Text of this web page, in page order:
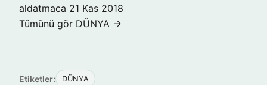
aldatmaca 21 Kas 2018
Tümünü gör DÜNYA →
Etiketler: DÜNYA